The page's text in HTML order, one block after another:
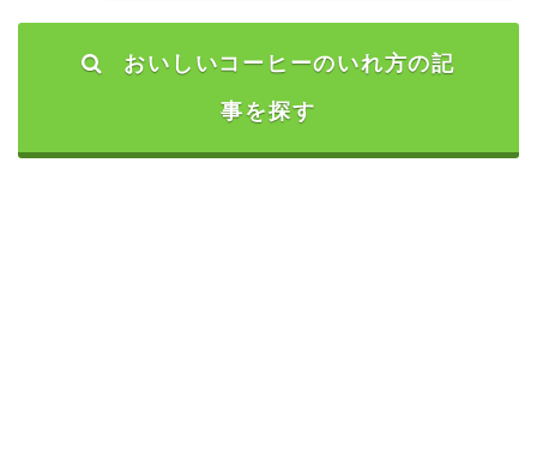
おいしいコーヒーのいれ方の記
事を探す